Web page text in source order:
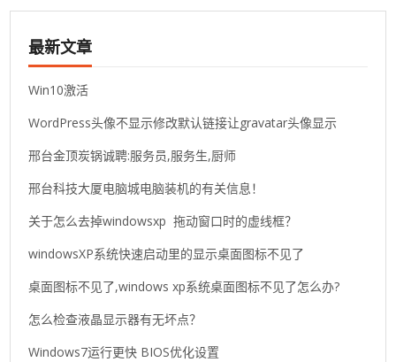
最新文章
Win10激活
WordPress头像不显示修改默认链接让gravatar头像显示
邢台金顶炭锅诚聘:服务员,服务生,厨师
邢台科技大厦电脑城电脑装机的有关信息！
关于怎么去掉windowsxp 拖动窗口时的虚线框？
windowsXP系统快速启动里的显示桌面图标不见了
桌面图标不见了,windows xp系统桌面图标不见了怎么办?
怎么检查液晶显示器有无坏点？
Windows7运行更快 BIOS优化设置